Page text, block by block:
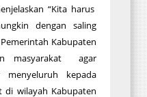
“Kita harus
dengan saling
Kabupaten
masyarakat agar
menyeluruh kepada
di wilayah Kabupaten